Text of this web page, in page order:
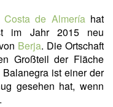
Costa de Almeríahat
im Jahr 2015 neu
Berja. Die Ortschaft
Großteil der Fläche
ist einer der
gesehen hat, wenn